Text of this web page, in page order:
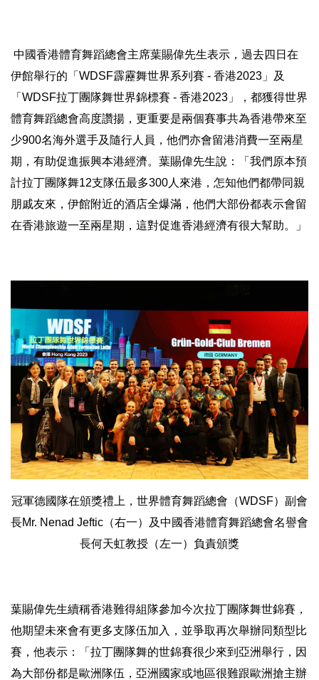
中國香港體育舞蹈總會主席葉賜偉先生表示， 過去四日在
伊館舉行的「WDSF霹靂舞世界系列賽 - 香港2023」及
「WDSF拉丁團隊舞世界錦標賽 - 香港2023」， 都獲得世界
體育舞蹈總會高度讚揚， 更重要是兩個賽事共為香港帶來至
少900名海外選手及隨行人員， 他們亦會留港消費一至兩星
期，有助促進振興本港經濟。 葉賜偉先生說：「我們原本預
計拉丁團隊舞12支隊伍最多300人 來港，怎知他們都帶同親
朋戚友來，伊館附近的酒店全爆滿， 他們大部份都表示會留
在香港旅遊一至兩星期， 這對促進香港經濟有很大幫助。」
冠軍德國隊在頒獎禮上，世界體育舞蹈總會（WDSF）副會
長Mr. Nenad Jeftic（右一）及中國香港體育舞蹈總會名譽會
長何天虹教授（左一）負責頒獎
葉賜偉先生續稱香港難得組隊參加今次拉丁團隊舞世錦賽，
他期望未來會有更多支隊伍加入，並爭取再次舉辦同類型比
賽， 他表示：「拉丁團隊舞的世錦賽很少來到亞洲舉行， 因
為大部份都是歐洲隊伍，亞洲國家或地區很難跟歐洲搶主辦